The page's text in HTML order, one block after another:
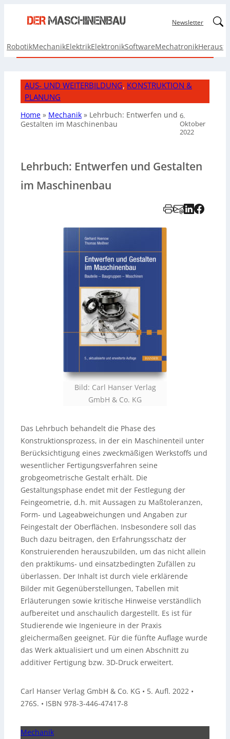
Newsletter
RobotikMechanikElektrikElektronikSoftwareMechatronik
AUS- UND WEITERBILDUNG, KONSTRUKTION &
PLANUNG
Home » Mechanik » Lehrbuch: Entwerfen und
Gestalten im Maschinenbau
6.
Oktober
2022
Lehrbuch: Entwerfen und Gestalten
im Maschinenbau
Bild: Carl Hanser Verlag
GmbH & Co. KG
Das Lehrbuch behandelt die Phase des
Konstruktionsprozess, in der ein Maschinenteil unter
Berücksichtigung eines zweckmäßigen Werkstoffs und
wesentlicher Fertigungsverfahren seine
grobgeometrische Gestalt erhält. Die
Gestaltungsphase endet mit der Festlegung der
Feingeometrie, d.h. mit Aussagen zu Maßtoleranzen,
Form- und Lageabweichungen und Angaben zur
Feingestalt der Oberflächen. Insbesondere soll das
Buch dazu beitragen, den Erfahrungsschatz der
Konstruierenden herauszubilden, um das nicht allein
den praktikums- und einsatzbedingten Zufällen zu
überlassen. Der Inhalt ist durch viele erklärende
Bilder mit Gegenüberstellungen, Tabellen mit
Erläuterungen sowie kritische Hinweise verständlich
aufbereitet und anschaulich dargestellt. Es ist für
Studierende wie Ingenieure in der Praxis
gleichermaßen geeignet. Für die fünfte Auflage wurde
das Werk aktualisiert und um einen Abschnitt zu
additiver Fertigung bzw. 3D-Druck erweitert.
Carl Hanser Verlag GmbH & Co. KG • 5. Aufl. 2022 •
276S. • ISBN 978-3-446-47417-8
Mechanik